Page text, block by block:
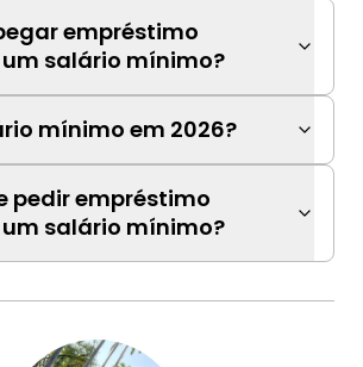
empréstimo
salário mínimo?
mínimo em 2026?
pedir empréstimo
salário mínimo?